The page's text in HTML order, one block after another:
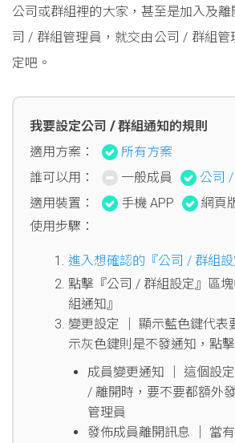
公司或群組裡的大家，甚至是加入及
司 / 群組管理員，就交由公司 / 群組
定吧。
我要設定公司 / 群組通知的規則
適用方案：
所有方案
誰可以用：
一般成員
公司
適用裝置：
手機 APP
網頁
使用步驟：
進入想確認的『公司 / 群組設
點擊『公司 / 群組設定』區
組通知』
變更設定 │ 顯示藍色鍵代表
示灰色鍵則是不發通知，點
成員變更通知 │ 這個設
/ 離開時，要不要都額外
管理員
發佈成員離開訊息 │ 當